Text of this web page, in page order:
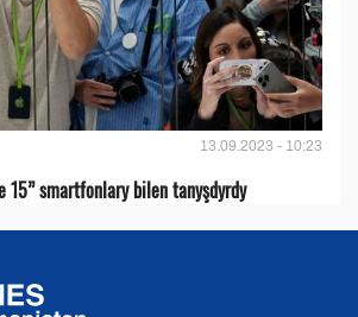
13.09.2023 - 10:23
15” smartfonlary bilen tanyşdyrdy